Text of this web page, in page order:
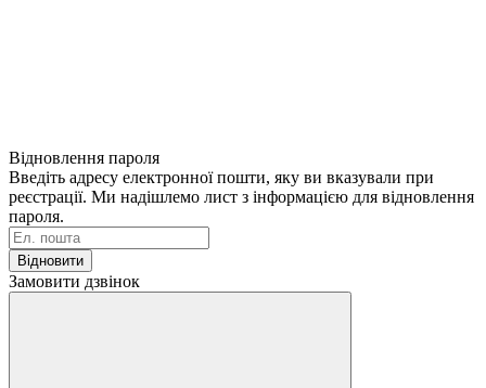
Відновлення пароля
Введіть адресу електронної пошти, яку ви вказували при
реєстрації. Ми надішлемо лист з інформацією для відновлення
пароля.
Відновити
Замовити дзвінок